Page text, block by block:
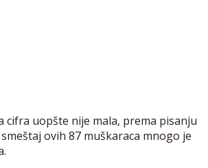
cifra uopšte nije mala, prema pisanju
smeštaj ovih 87 muškaraca mnogo je